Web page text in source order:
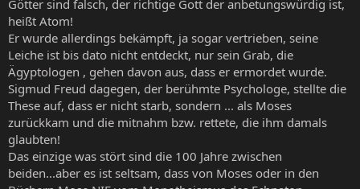
Götter sind falsch, der richtige Gott der anbetungswürdig ist,
heißt Atom!
Er wurde allerdings bekämpft, ja sogar vertrieben, seine
Leiche ist bis dato nicht entdeckt, nur sein Grab, die
Ägyptologen , gehen davon aus, dass er ermordet wurde.
Sigmud Freud dagegen, der berühmte Psychologe, stellte die
These auf, dass er nicht starb, sondern ... als Moses
zurückkam und die mitnahm bzw. rettete, die ihm damals
glaubten!
Das einzige was stört sind die 100 Jahre zwischen
beiden...aber es ist seltsam, dass von Moses oder in den